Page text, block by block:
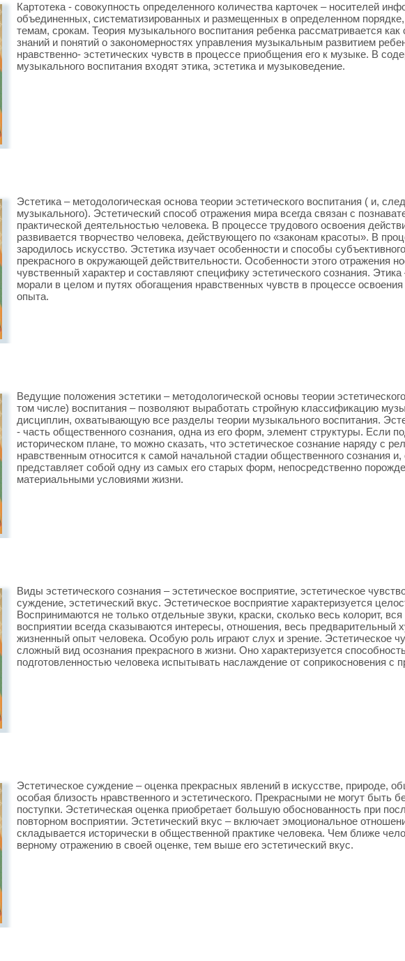
Картотека - совокупность определенного количества карточек – носителей
объединенных, систематизированных и размещенных в определенном
темам, срокам. Теория музыкального воспитания ребенка рассматривается
знаний и понятий о закономерностях управления музыкальным развитием
нравственно- эстетических чувств в процессе приобщения его к музыке. В
музыкального воспитания входят этика, эстетика и музыковедение.
Эстетика – методологическая основа теории эстетического воспитания ( и,
музыкального). Эстетический способ отражения мира всегда связан с
практической деятельностью человека. В процессе трудового освоения
развивается творчество человека, действующего по «законам красоты». В
зародилось искусство. Эстетика изучает особенности и способы
прекрасного в окружающей действительности. Особенности этого отражения
чувственный характер и составляют специфику эстетического сознания.
морали в целом и путях обогащения нравственных чувств в процессе
опыта.
Ведущие положения эстетики – методологической основы теории
том числе) воспитания – позволяют выработать стройную классификацию
дисциплин, охватывающую все разделы теории музыкального воспитания.
- часть общественного сознания, одна из его форм, элемент структуры. Если
историческом плане, то можно сказать, что эстетическое сознание наряду с
нравственным относится к самой начальной стадии общественного сознания
представляет собой одну из самых его старых форм, непосредственно
материальными условиями жизни.
Виды эстетического сознания – эстетическое восприятие, эстетическое
суждение, эстетический вкус. Эстетическое восприятие характеризуется
Воспринимаются не только отдельные звуки, краски, сколько весь колорит,
восприятии всегда сказываются интересы, отношения, весь предварительный
жизненный опыт человека. Особую роль играют слух и зрение. Эстетическое
сложный вид осознания прекрасного в жизни. Оно характеризуется
подготовленностью человека испытывать наслаждение от соприкосновения с
Эстетическое суждение – оценка прекрасных явлений в искусстве, природе,
особая близость нравственного и эстетического. Прекрасными не могут быть
поступки. Эстетическая оценка приобретает большую обоснованность при
повторном восприятии. Эстетический вкус – включает эмоциональное
складывается исторически в общественной практике человека. Чем ближе
верному отражению в своей оценке, тем выше его эстетический вкус.